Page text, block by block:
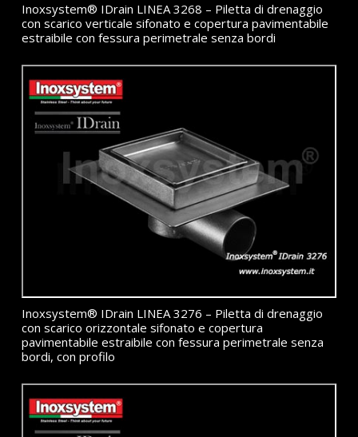
Inoxsystem® IDrain LINEA 3268 – Piletta di drenaggio
con scarico verticale sifonato e copertura pavimentabile
estraibile con fessura perimetrale senza bordi
Inoxsystem® IDrain LINEA 3276 – Piletta di drenaggio
con scarico orizzontale sifonato e copertura
pavimentabile estraibile con fessura perimetrale senza
bordi, con profilo